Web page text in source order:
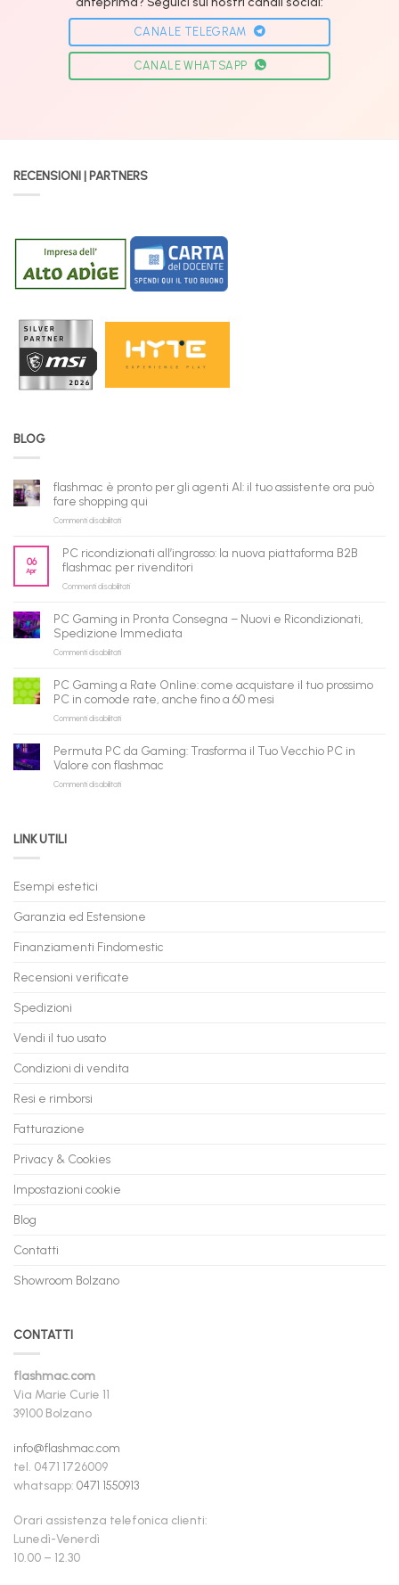
CANALE TELEGRAM
CANALE WHATSAPP
RECENSIONI | PARTNERS
BLOG
flashmac è pronto per gli agenti AI: il tuo assistente ora può
fare shopping qui
Commenti disabilitatisu
pronto
per
gli
AI:
il
tuo
assistente
può
fare
shopping
qui
06
Apr
PC ricondizionati all’ingrosso: la nuova piattaforma B2B
flashmac per rivenditori
Commenti disabilitatisu
ricondizionati
all’ingrosso:
la
B2B
flashmac
per
PC Gaming in Pronta Consegna – Nuovi e Ricondizionati,
Spedizione Immediata
Commenti disabilitatisu
Gaming
in
Pronta
Consegna
Nuovi
Ricondizionati,
Spedizione
PC Gaming a Rate Online: come acquistare il tuo prossimo
PC in comode rate, anche fino a 60 mesi
Commenti disabilitatisu
Gaming
a
Rate
Online:
anche
a
Permuta PC da Gaming: Trasforma il Tuo Vecchio PC in
Valore con flashmac
Commenti disabilitatisu
in
con
LINK UTILI
Esempi estetici
Garanzia ed Estensione
Finanziamenti Findomestic
Recensioni verificate
Spedizioni
Vendi il tuo usato
Condizioni di vendita
Resi e rimborsi
Fatturazione
Privacy & Cookies
Impostazioni cookie
Blog
Contatti
Showroom Bolzano
CONTATTI
flashmac.com
Via Marie Curie 11
39100 Bolzano
info@flashmac.com
tel. 0471 1726009
whatsapp: 0471 1550913
Orari assistenza telefonica clienti:
Lunedì-Venerdì
10.00 – 12.30